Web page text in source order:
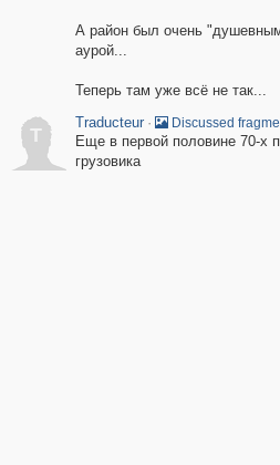
А район был очень
аурой...
Теперь там уже всё не так...
T
Traducteur · Discussed
Еще в первой половине 70-х
грузовика